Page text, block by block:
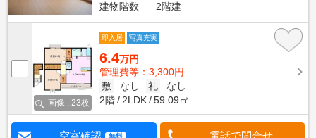
建物階数
2階建
画像 : 23枚
即入居 写真充実
6.4万円
管理費等：3,300円
敷
なし 礼
なし
2階
2LDK 59.09㎡
空室確認 無料 電話で問合せ